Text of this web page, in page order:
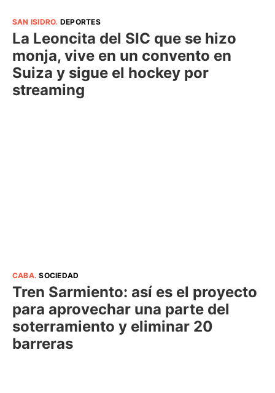
SAN ISIDRO. DEPORTES
La Leoncita del SIC que se hizo
monja, vive en un convento en
Suiza y sigue el hockey por
streaming
CABA.SOCIEDAD
Tren Sarmiento: así es el proyecto
para aprovechar una parte del
soterramiento y eliminar 20
barreras